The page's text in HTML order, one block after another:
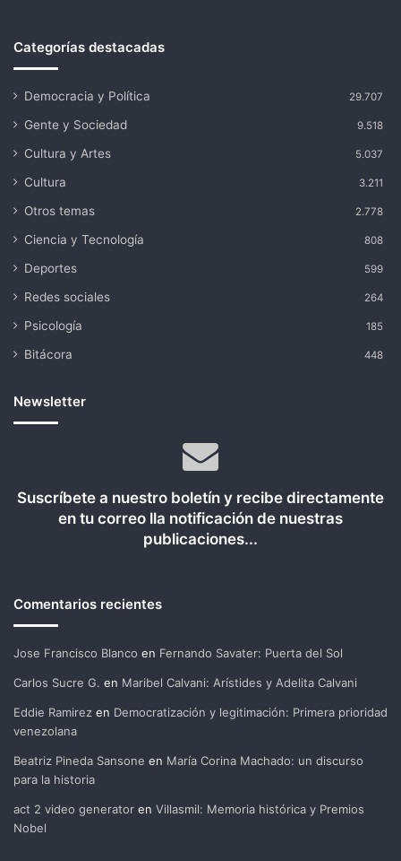
Categorías destacadas
Democracia y Política 29.707
Gente y Sociedad 9.518
Cultura y Artes 5.037
Cultura 3.211
Otros temas 2.778
Ciencia y Tecnología 808
Deportes 599
Redes sociales 264
Psicología 185
Bitácora 448
Newsletter
Suscríbete a nuestro boletín y recibe directamente
en tu correo lla notificación de nuestras
publicaciones...
Comentarios recientes
Jose Francisco Blanco en Fernando Savater: Puerta del Sol
Carlos Sucre G. en Maribel Calvani: Arístides y Adelita Calvani
Eddie Ramirez en Democratización y legitimación: Primera prioridad
venezolana
Beatriz Pineda Sansone en María Corina Machado: un discurso
para la historia
act 2 video generator en Villasmil: Memoria histórica y Premios
Nobel